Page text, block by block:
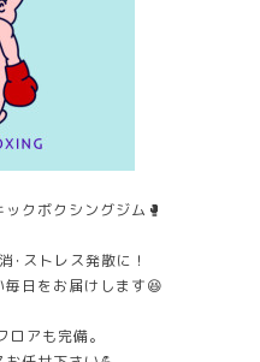
クボクシングジム🥊
･ストレス発散に！
日をお届けします😆
ロアも完備。